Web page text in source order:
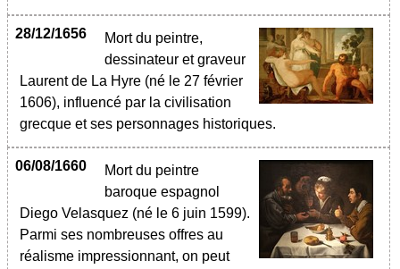
28/12/1656
Mort du peintre,
dessinateur et graveur
Laurent de La Hyre (né le 27 février
1606), influencé par la civilisation
grecque et ses personnages historiques.
06/08/1660
Mort du peintre
baroque espagnol
Diego Velasquez (né le 6 juin 1599).
Parmi ses nombreuses offres au
réalisme impressionnant, on peut